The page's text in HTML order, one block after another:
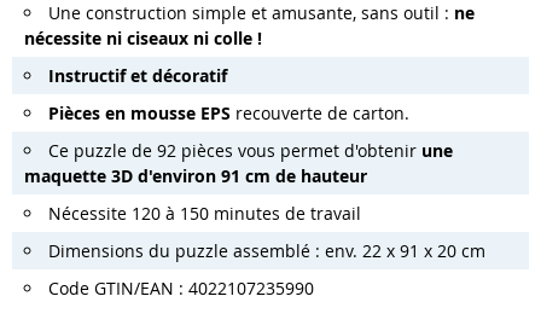
Une construction simple et amusante, sans outil : ne
nécessite ni ciseaux ni colle !
Instructif et décoratif
Pièces en mousse EPS recouverte de carton.
Ce puzzle de 92 pièces vous permet d'obtenir une
maquette 3D d'environ 91 cm de hauteur
Nécessite 120 à 150 minutes de travail
Dimensions du puzzle assemblé : env. 22 x 91 x 20 cm
Code GTIN/EAN : 4022107235990